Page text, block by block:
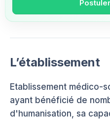
L’établissement
Etablissement médico-
ayant bénéficié de
d'humanisation, sa